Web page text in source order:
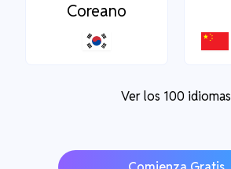
Coreano
Ver los 100 idiomas